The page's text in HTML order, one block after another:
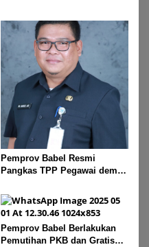
Pemprov Babel Resmi
Pangkas TPP Pegawai demi
Prioritas Program Masyarakat
Pemprov Babel Berlakukan
Pemutihan PKB dan Gratis